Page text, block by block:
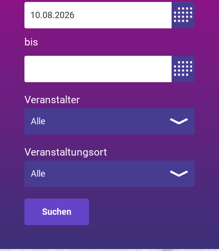
Zeitraum von
bis
Zeitraum bis
Veranstalter
Alle
Veranstaltungsort
Alle